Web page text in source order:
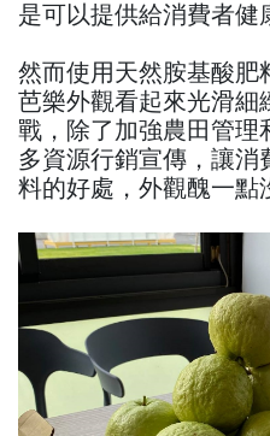
是可以提供給消費者健
然而使用天然胺基酸肥
芭樂外觀看起來光滑細
戰，除了加強農田管理
多資源行銷宣傳，讓消
料的好處，外觀醜一點